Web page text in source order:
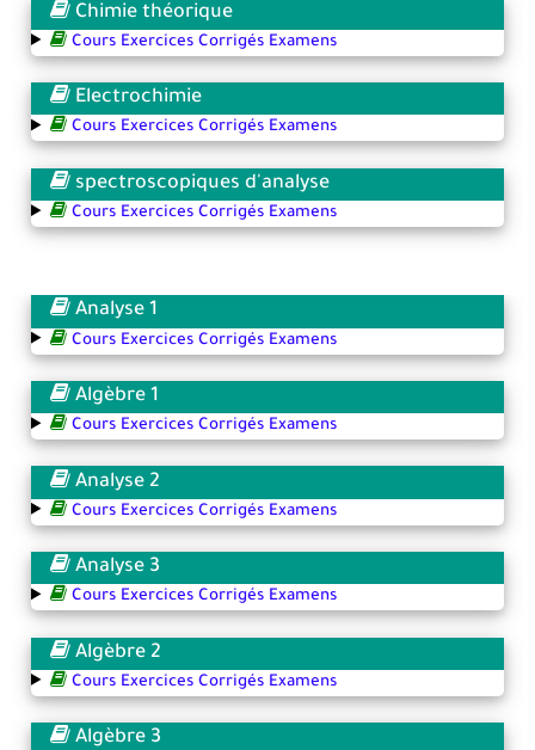
Chimie théorique
Cours Exercices Corrigés Examens
Electrochimie
Cours Exercices Corrigés Examens
spectroscopiques d'analyse
Cours Exercices Corrigés Examens
Analyse 1
Cours Exercices Corrigés Examens
Algèbre 1
Cours Exercices Corrigés Examens
Analyse 2
Cours Exercices Corrigés Examens
Analyse 3
Cours Exercices Corrigés Examens
Algèbre 2
Cours Exercices Corrigés Examens
Algèbre 3